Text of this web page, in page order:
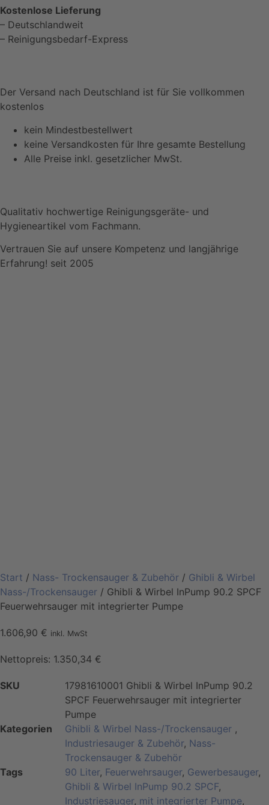
Kostenlose Lieferung
– Deutschlandweit
– Reinigungsbedarf-Express
Der Versand nach Deutschland ist für Sie vollkommen
kostenlos
kein Mindestbestellwert
keine Versandkosten für Ihre gesamte Bestellung
Alle Preise inkl. gesetzlicher MwSt.
Qualitativ hochwertige Reinigungsgeräte- und
Hygieneartikel vom Fachmann.
Vertrauen Sie auf unsere Kompetenz und langjährige
Erfahrung! seit 2005
Start / Nass- Trockensauger & Zubehör / Ghibli & Wirbel
Nass-/Trockensauger / Ghibli & Wirbel InPump 90.2 SPCF
Feuerwehrsauger mit integrierter Pumpe
1.606,90 € inkl. MwSt
Nettopreis: 1.350,34 €
SKU
17981610001 Ghibli & Wirbel InPump 90.2
SPCF Feuerwehrsauger mit integrierter
Pumpe
Kategorien
Ghibli & Wirbel Nass-/Trockensauger ,
Industriesauger & Zubehör, Nass-
Trockensauger & Zubehör
Tags
90 Liter, Feuerwehrsauger, Gewerbesauger,
Ghibli & Wirbel InPump 90.2 SPCF,
Industriesauger, mit integrierter Pumpe,